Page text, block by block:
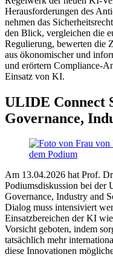
Herausforderungen des
nehmen das
den Blick, vergleichen die
Regulierung, bewerten die
aus ökonomischer und
und erörtern Compliance-
Einsatz von KI.
ULIDE Connect
Governance,
Am 13.04.2026 hat Prof.
Podiumsdiskussion bei
Governance, Industry and
Dialog muss intensiviert
Einsatzbereichen der KI
Vorsicht geboten, indem
tatsächlich mehr
diese Innovationen